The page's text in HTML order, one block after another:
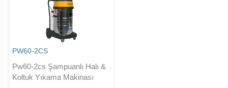
PW60-2CS
Pw60-2cs Şampuanlı Halı &
Koltuk Yıkama Makinası